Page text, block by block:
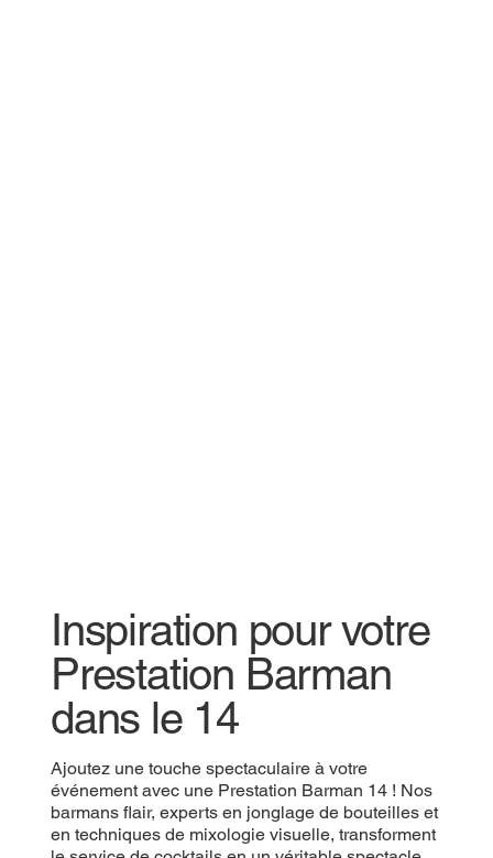
Inspiration pour votre
Prestation Barman
dans le 14
Ajoutez une touche spectaculaire à votre
événement avec une Prestation Barman 14 ! Nos
barmans flair, experts en jonglage de bouteilles et
en techniques de mixologie visuelle, transforment